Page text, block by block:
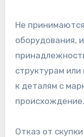
Не
оборудования,
структурам
к деталям с
происхождение.
Отказ от